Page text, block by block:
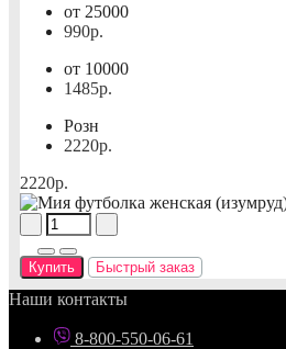
от 25000
990р.
от 10000
1485р.
Розн
2220р.
2220р.
Купить Быстрый заказ
Наши контакты
8-800-550-06-61